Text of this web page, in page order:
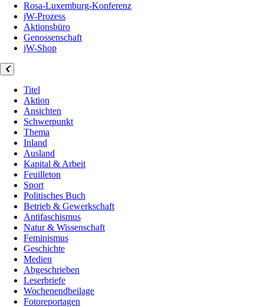
Rosa-Luxemburg-Konferenz
jW-Prozess
Aktionsbüro
Genossenschaft
jW-Shop
Titel
Aktion
Ansichten
Schwerpunkt
Thema
Inland
Ausland
Kapital & Arbeit
Feuilleton
Sport
Politisches Buch
Betrieb & Gewerkschaft
Antifaschismus
Natur & Wissenschaft
Feminismus
Geschichte
Medien
Abgeschrieben
Leserbriefe
Wochenendbeilage
Fotoreportagen